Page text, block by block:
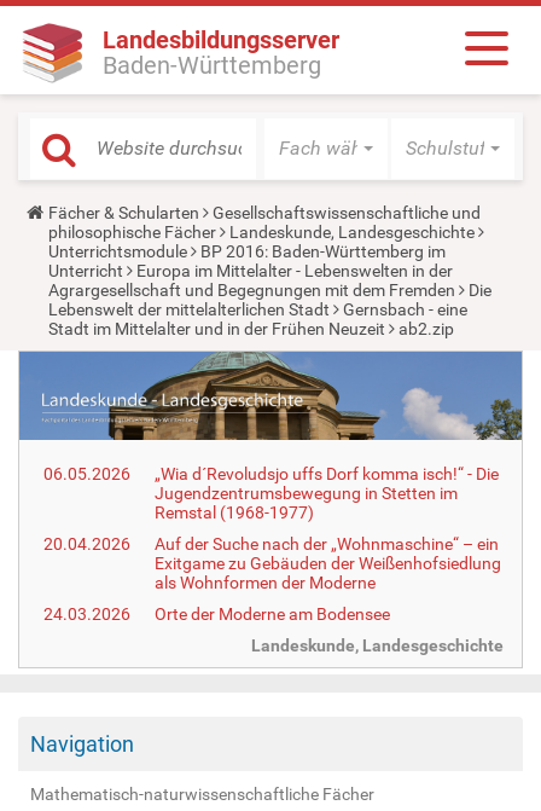
Landesbildungsserver
Baden-Württemberg
Fach wählen Schulstufe
Y
o
u
a
r
e
h
e
:
Fächer & Schularten
Gesellschaftswissenschaftliche und
philosophische Fächer
Landeskunde, Landesgeschichte
Unterrichtsmodule
BP 2016: Baden-Württemberg im
Unterricht
Europa im Mittelalter - Lebenswelten in der
Agrargesellschaft und Begegnungen mit dem Fremden
Die
Lebenswelt der mittelalterlichen Stadt
Gernsbach - eine
Stadt im Mittelalter und in der Frühen Neuzeit
ab2.zip
06.05.2026
„Wia d´Revoludsjo uffs Dorf komma isch!“ - Die
Jugendzentrumsbewegung in Stetten im
Remstal (1968-1977)
20.04.2026
Auf der Suche nach der „Wohnmaschine“ – ein
Exitgame zu Gebäuden der Weißenhofsiedlung
als Wohnformen der Moderne
24.03.2026
Orte der Moderne am Bodensee
Landeskunde, Landesgeschichte
Navigation
Mathematisch-naturwissenschaftliche Fächer